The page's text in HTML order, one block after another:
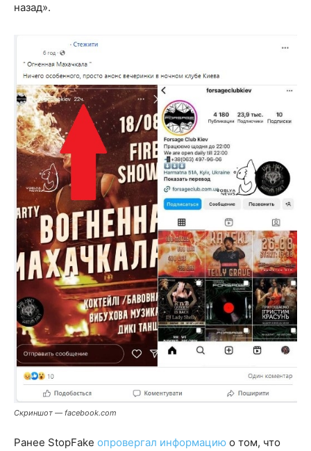
назад».
Скриншот — facebook.com
Ранее StopFake опровергал информацию о том, что